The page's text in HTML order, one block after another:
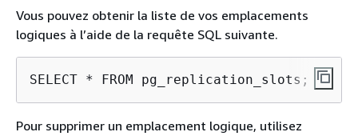
Vous pouvez obtenir la liste de vos emplacements
logiques à l’aide de la requête SQL suivante.
SELECT * FROM pg_replication_slots;
Pour supprimer un emplacement logique, utilisez